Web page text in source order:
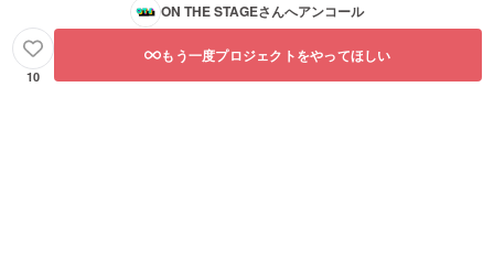
ON THE STAGEさんへアンコール
10
もう一度プロジェクトをやってほしい